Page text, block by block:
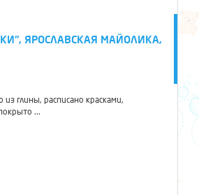
ЯРОСЛАВСКАЯ МАЙОЛИКА,
из глины, расписано красками,
...